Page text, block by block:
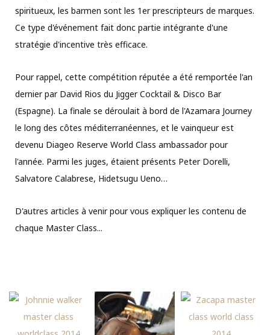
spiritueux, les barmen sont les 1er prescripteurs de marques.
Ce type d'événement fait donc partie intégrante d'une
stratégie d'incentive très efficace.
Pour rappel, cette compétition réputée a été remportée l'an
dernier par David Rios du Jigger Cocktail & Disco Bar
(Espagne). La finale se déroulait à bord de l'Azamara Journey
le long des côtes méditerranéennes, et le vainqueur est
devenu Diageo Reserve World Class ambassador pour
l'année. Parmi les juges, étaient présents Peter Dorelli,
Salvatore Calabrese, Hidetsugu Ueno…
D'autres articles à venir pour vous expliquer les contenu de
chaque Master Class...